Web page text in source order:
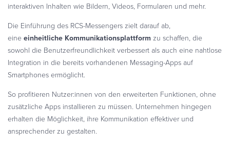
interaktiven Inhalten wie Bildern, Videos, Formularen und mehr.
Die Einführung des RCS-Messengers zielt darauf ab,
eine einheitliche Kommunikationsplattform zu schaffen, die
sowohl die Benutzerfreundlichkeit verbessert als auch eine nahtlose
Integration in die bereits vorhandenen Messaging-Apps auf
Smartphones ermöglicht.
So profitieren Nutzer:innen von den erweiterten Funktionen, ohne
zusätzliche Apps installieren zu müssen. Unternehmen hingegen
erhalten die Möglichkeit, ihre Kommunikation effektiver und
ansprechender zu gestalten.